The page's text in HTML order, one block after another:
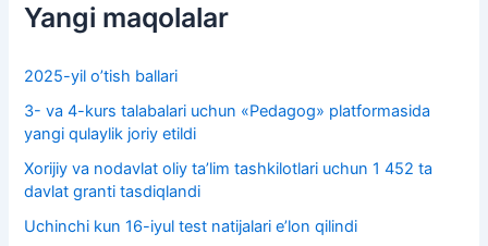
Yangi maqolalar
2025-yil o’tish ballari
3- va 4-kurs talabalari uchun «Pedagog» platformasida
yangi qulaylik joriy etildi
Xorijiy va nodavlat oliy taʼlim tashkilotlari uchun 1 452 ta
davlat granti tasdiqlandi
Uchinchi kun 16-iyul test natijalari e’lon qilindi